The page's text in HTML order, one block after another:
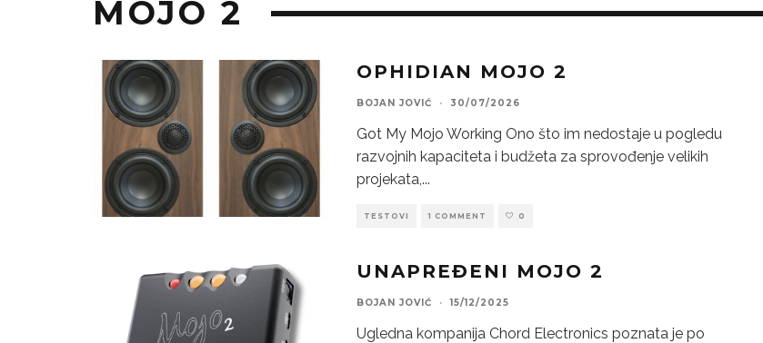
MOJO 2
OPHIDIAN MOJO 2
BOJAN JOVIĆ · 30/07/2026
Got My Mojo Working Ono što im nedostaje u pogledu
razvojnih kapaciteta i budžeta za sprovođenje velikih
projekata,...
TESTOVI 1 COMMENT 0
UNAPREĐENI MOJO 2
BOJAN JOVIĆ · 15/12/2025
Ugledna kompanija Chord Electronics poznata je po